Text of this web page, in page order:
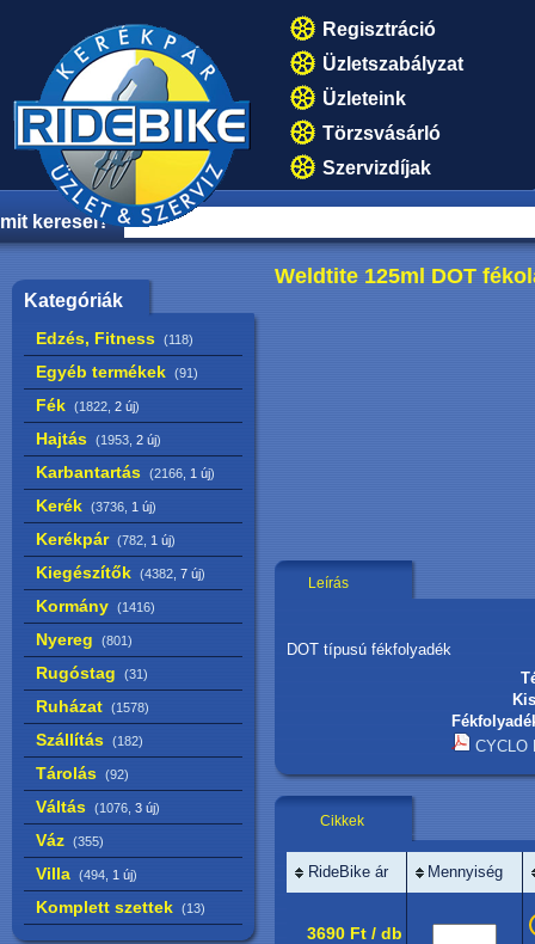
Regisztráció
Üzletszabályzat
Üzleteink
Törzsvásárló
Szervizdíjak
mit keresel?
Kategóriák
Edzés, Fitness (118)
Egyéb termékek (91)
Fék (1822, 2 új)
Hajtás (1953, 2 új)
Karbantartás (2166, 1 új)
Kerék (3736, 1 új)
Kerékpár (782, 1 új)
Kiegészítők (4382, 7 új)
Kormány (1416)
Nyereg (801)
Rugóstag (31)
Ruházat (1578)
Szállítás (182)
Tárolás (92)
Váltás (1076, 3 új)
Váz (355)
Villa (494, 1 új)
Komplett szettek (13)
Weldtite 125ml DOT
Leírás
DOT típusú fékfolyadék
CYCLO
Cikkek
RideBike ár Mennyiség
3690 Ft / db